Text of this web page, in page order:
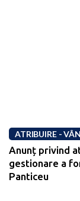
ATRIBUIRE -
Anunț privind
gestionare a
Panticeu